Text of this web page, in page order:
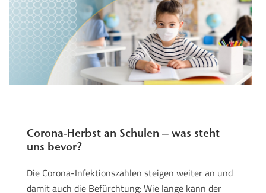
Corona-Herbst an Schulen – was steht
uns bevor?
Die Corona-Infektionszahlen steigen weiter an und
damit auch die Befürchtung: Wie lange kann der